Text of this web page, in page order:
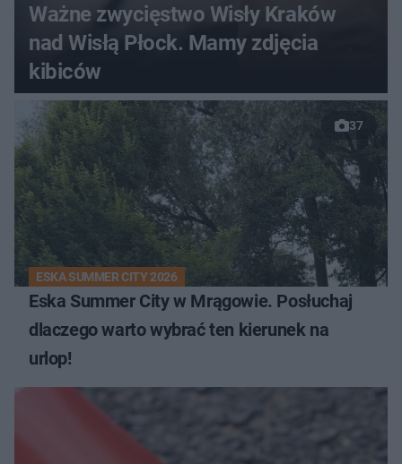
Ważne zwycięstwo Wisły Kraków
nad Wisłą Płock. Mamy zdjęcia
kibiców
37
ESKA SUMMER CITY 2026
Eska Summer City w Mrągowie. Posłuchaj
dlaczego warto wybrać ten kierunek na
urlop!